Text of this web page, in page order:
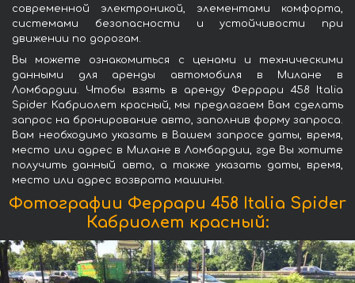
современной электроникой, элементами комфорта,
системами безопасности и устойчивости при
движении по дорогам.
Вы можете ознакомиться с ценами и техническими
данными для аренды автомобиля в Милане в
Ломбардии. Чтобы взять в аренду Феррари 458 Italia
Spider Кабриолет красный, мы предлагаем Вам сделать
запрос на бронирование авто, заполнив форму запроса.
Вам необходимо указать в Вашем запросе даты, время,
место или адрес в Милане в Ломбардии, где Вы хотите
получить данный авто, а также указать даты, время,
место или адрес возврата машины.
Фотографии Феррари 458 Italia Spider
Кабриолет красный: